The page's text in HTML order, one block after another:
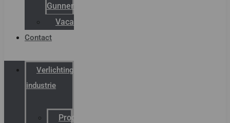
Gunneman
Vacatures
Contact
Verlichting
industrie
Productcatalogus